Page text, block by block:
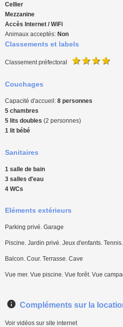
Cellier
Mezzanine
Accès Internet / WiFi
Animaux acceptés: Non
Classements et labels
Classement préfectoral
Couchages
Capacité d'accueil: 8 personnes
5 chambres
5 lits doubles (2 personnes)
1 lit bébé
Sanitaires
1 salle de bain
3 salles d'eau
4 WCs
Eléments extérieurs
Parking privé. Garage
Piscine. Jardin privé. Jeux d'enfants.
Balcon. Cour. Terrasse. Cave
Vue mer. Vue piscine. Vue forêt. Vue
Compléments sur la
Voir vidéos sur site internet